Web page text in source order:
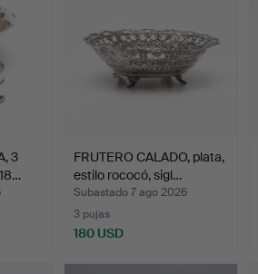
3
FRUTERO CALADO, plata,
estilo rococó, sigl…
Subastado 7 ago 2026
3 pujas
180 USD